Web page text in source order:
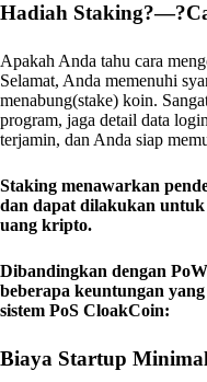
Hadiah
Apakah Anda tahu cara
Selamat, Anda memenuhi
menabung(stake) koin.
program, jaga detail data
terjamin, dan Anda siap
Staking menawarkan
dan dapat dilakukan untuk
uang kripto.
Dibandingkan dengan
beberapa keuntungan
sistem PoS CloakCoin:
Biaya Startup